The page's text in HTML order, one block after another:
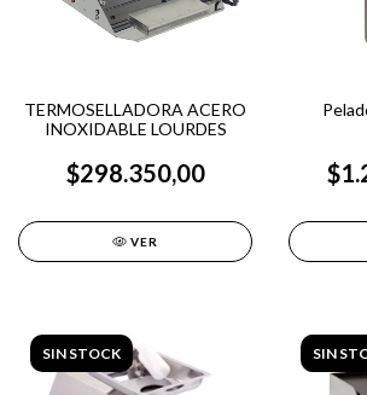
TERMOSELLADORA ACERO
INOXIDABLE LOURDES
$298.350,00
VER
SIN STOCK SIN